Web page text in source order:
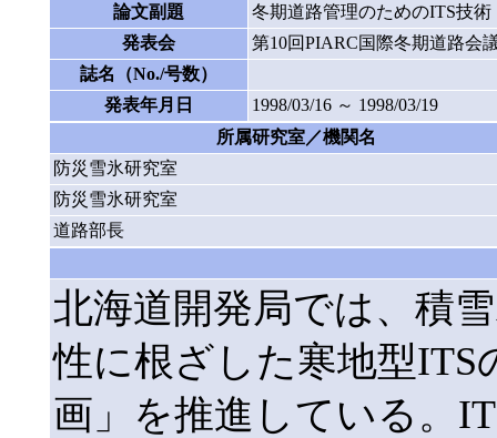
論文副題
冬期道路管理のためのITS技術
発表会
第10回PIARC国際冬期道路会
誌名（No./号数）
発表年月日
1998/03/16 ～ 1998/03/19
所属研究室／機関名
防災雪氷研究室
防災雪氷研究室
道路部長
北海道開発局では、積
性に根ざした寒地型ITS
画」を推進している。